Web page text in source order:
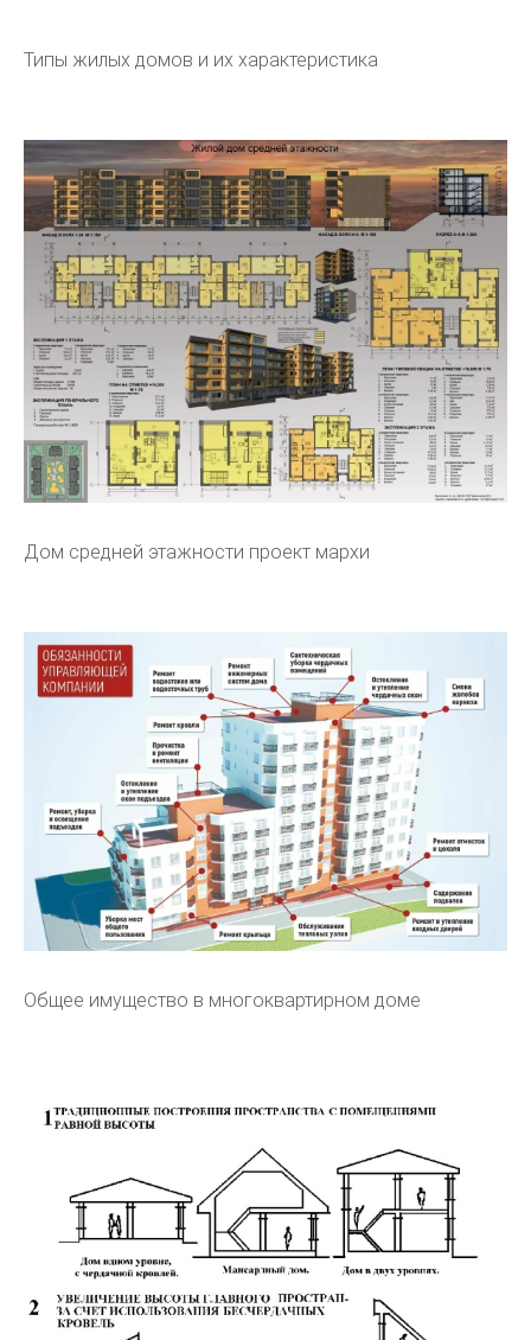
Типы жилых домов и их характеристика
Дом средней этажности проект мархи
Общее имущество в многоквартирном доме